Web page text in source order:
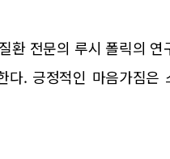
환 전문의 루시 폴릭의
다. 긍정적인 마음가짐